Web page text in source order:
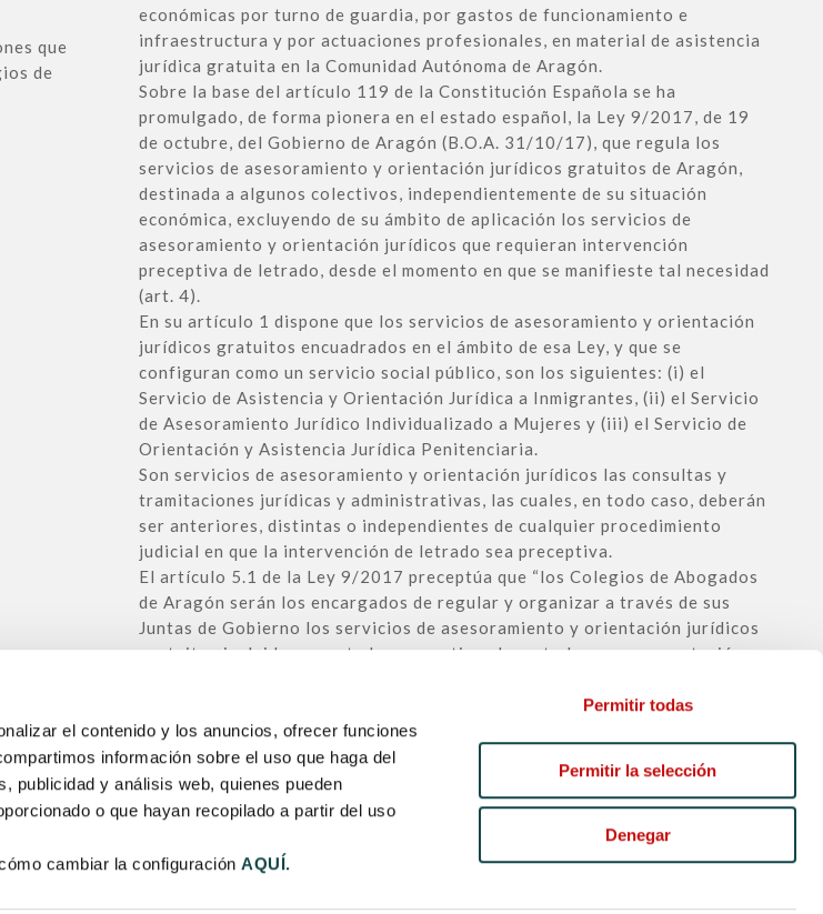
el contenido y los anuncios, ofrecer funciones
información sobre el uso que haga del
publicidad y análisis web, quienes pueden
o que hayan recopilado a partir del uso
cambiar la configuración AQUÍ.
Permitir todas
Permitir la selección
Denegar
que
de
económicas por turno de guardia, por gastos de funcionamiento e
infraestructura y por actuaciones profesionales, en material de asistencia
jurídica gratuita en la Comunidad Autónoma de Aragón.
Sobre la base del artículo 119 de la Constitución Española se ha
promulgado, de forma pionera en el estado español, la Ley 9/2017, de 19
de octubre, del Gobierno de Aragón (B.O.A. 31/10/17), que regula los
servicios de asesoramiento y orientación jurídicos gratuitos de Aragón,
destinada a algunos colectivos, independientemente de su situación
económica, excluyendo de su ámbito de aplicación los servicios de
asesoramiento y orientación jurídicos que requieran intervención
preceptiva de letrado, desde el momento en que se manifieste tal necesidad
(art. 4).
En su artículo 1 dispone que los servicios de asesoramiento y orientación
jurídicos gratuitos encuadrados en el ámbito de esa Ley, y que se
configuran como un servicio social público, son los siguientes: (i) el
Servicio de Asistencia y Orientación Jurídica a Inmigrantes, (ii) el Servicio
de Asesoramiento Jurídico Individualizado a Mujeres y (iii) el Servicio de
Orientación y Asistencia Jurídica Penitenciaria.
Son servicios de asesoramiento y orientación jurídicos las consultas y
tramitaciones jurídicas y administrativas, las cuales, en todo caso, deberán
ser anteriores, distintas o independientes de cualquier procedimiento
judicial en que la intervención de letrado sea preceptiva.
El artículo 5.1 de la Ley 9/2017 preceptúa que “los Colegios de Abogados
de Aragón serán los encargados de regular y organizar a través de sus
Juntas de Gobierno los servicios de asesoramiento y orientación jurídicos
gratuitos incluidos en esta ley, garantizando en todo caso su prestación
aplicación de los fondos públicos puestos a su disposición, todo ello de
manera coordinada con el departamento de la Administración autonómica
competente en materia de Justicia”